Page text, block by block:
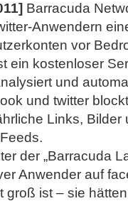
Barracuda
Anwendern
vor
ein kostenloser
und
und twitter
Links, Bilder
der „Barracuda
Anwender auf
groß ist – sie